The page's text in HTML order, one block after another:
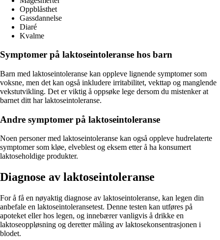
Oppblåsthet
Gassdannelse
Diaré
Kvalme
Symptomer på laktoseintoleranse hos barn
Barn med laktoseintoleranse kan oppleve lignende symptomer som
voksne, men det kan også inkludere irritabilitet, vekttap og manglende
vekstutvikling. Det er viktig å oppsøke lege dersom du mistenker at
barnet ditt har laktoseintoleranse.
Andre symptomer på laktoseintoleranse
Noen personer med laktoseintoleranse kan også oppleve hudrelaterte
symptomer som kløe, elveblest og eksem etter å ha konsumert
laktoseholdige produkter.
Diagnose av laktoseintoleranse
For å få en nøyaktig diagnose av laktoseintoleranse, kan legen din
anbefale en laktoseintoleransetest. Denne testen kan utføres på
apoteket eller hos legen, og innebærer vanligvis å drikke en
laktoseoppløsning og deretter måling av laktosekonsentrasjonen i
blodet.